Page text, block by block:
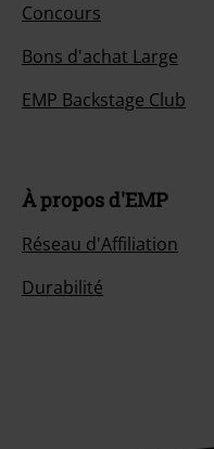
Concours
Bons d'achat Large
EMP Backstage Club
À propos d'EMP
Réseau d'Affiliation
Durabilité